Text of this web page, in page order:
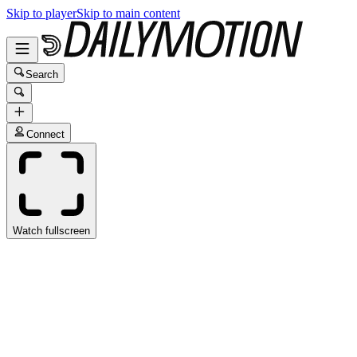
Skip to playerSkip to main content
Search
Connect
Watch fullscreen